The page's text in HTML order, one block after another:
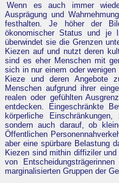
Wenn es auch immer
Ausprägung und
festhalten. Je höher der
ökonomischer Status und je
überwindet sie die Grenzen
Kiezen auf und nutzt deren
sind es eher Menschen mit
sich in nur einem oder
Kieze und deren Angebote
Menschen aufgrund ihrer
realen oder gefühlten
entdecken. Eingeschränkte
körperliche
sondern auch darauf, ob
Öffentlichen
aber eine spürbare Belastung
Kiezen sind mithin diffiziler
von
marginalisierten Gruppen der